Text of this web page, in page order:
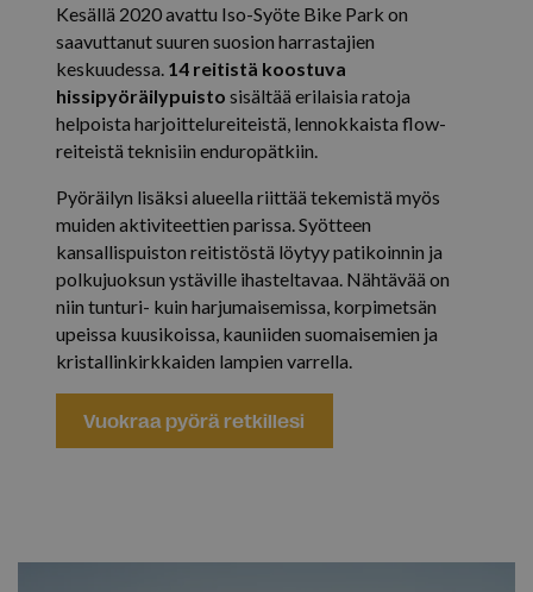
Kesällä 2020 avattu Iso-Syöte Bike Park on
saavuttanut suuren suosion harrastajien
keskuudessa. 14 reitistä koostuva
hissipyöräilypuisto sisältää erilaisia ratoja
helpoista harjoittelureiteistä, lennokkaista flow-
reiteistä teknisiin enduropätkiin.
Pyöräilyn lisäksi alueella riittää tekemistä myös
muiden aktiviteettien parissa. Syötteen
kansallispuiston reitistöstä löytyy patikoinnin ja
polkujuoksun ystäville ihasteltavaa. Nähtävää on
niin tunturi- kuin harjumaisemissa, korpimetsän
upeissa kuusikoissa, kauniiden suomaisemien ja
kristallinkirkkaiden lampien varrella.
Vuokraa pyörä retkillesi